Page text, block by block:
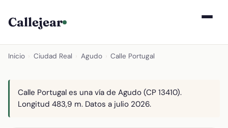
Callejear
Inicio Ciudad Real Agudo Calle Portugal
Calle Portugal es una vía de Agudo (CP 13410).
Longitud 483,9 m. Datos a julio 2026.